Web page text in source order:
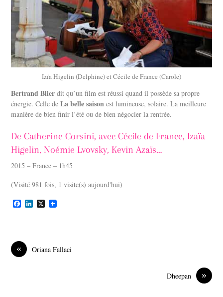
Izïa Higelin (Delphine) et Cécile de France (Carole)
Bertrand Blier dit qu’un film est réussi quand il possède sa propre
énergie. Celle deLa belle saison est lumineuse, solaire. La meilleure
manière de bien finir l’été ou de bien négocier la rentrée.
De Catherine Corsini, avec Cécile de France, Izaïa
Higelin, Noémie Lvovsky, Kevin Azaïs…
2015 – France – 1h45
(Visité 981 fois, 1 visite(s) aujourd'hui)
F
o
o
k
L
I
X
« Oriana Fallaci
»
Dheepan